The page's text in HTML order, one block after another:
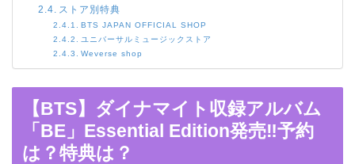
ストア別特典
BTS JAPAN OFFICIAL SHOP
ユニバーサルミュージックストア
Weverse shop
【BTS】ダイナマイト収録アルバム
「BE」Essential Edition発売‼︎予約
は？特典は？